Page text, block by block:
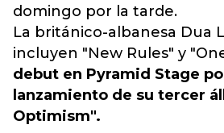
domingo por la tarde.
La británico-albanesa Dua
incluyen "New Rules" y
debut en Pyramid Stage
lanzamiento de su tercer
Optimism".